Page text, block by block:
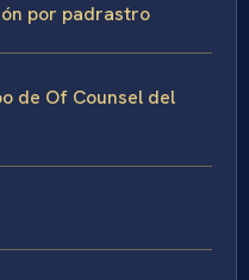
por padrastro
de Of Counsel del